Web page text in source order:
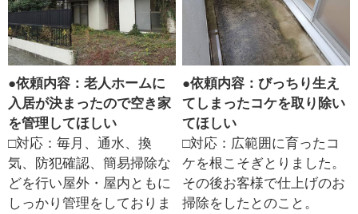
●依頼内容：老人ホームに
入居が決まったので空き家
を管理してほしい
□対応：毎月、通水、換
気、防犯確認、簡易掃除な
どを行い屋外・屋内ともに
しっかり管理をしておりま
●依頼内容：びっちり生え
てしまったコケを取り除い
てほしい
□対応：広範囲に育ったコ
ケを根こそぎとりました。
その後お客様で仕上げのお
掃除をしたとのこと。